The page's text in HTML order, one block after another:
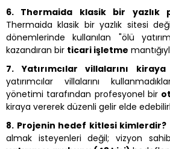
6. Thermaida klasik bir yazlık
Thermaida klasik bir yazlık sitesi
dönemlerinde kullanılan "ölü
kazandıran bir ticari işletme
7. Yatırımcılar villalarını
yatırımcılar villalarını
yönetimi tarafından profesyonel bir
kiraya vererek düzenli gelir elde
8. Projenin hedef kitlesi kimlerdir?
almak isteyenleri değil; vizyon